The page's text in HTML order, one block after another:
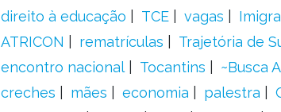
direito à educação
TCE vagas
ATRICON
rematrículas Trajetória de
encontro nacional
Tocantins ~Busca
creches
mães economia palestra